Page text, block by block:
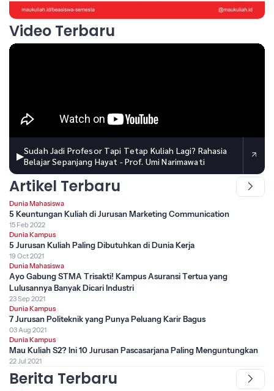
Video Terbaru
▶Sudah Jadi Profesor Tapi Tetap Kuliah Lagi? Rahasia
Belajar Sepanjang Hayat - Prof. Umi Narimawati
Artikel Terbaru
Dunia Mahasiswa
5 Keuntungan Kuliah di Jurusan Marketing Communication
15 Feb 2022
Dunia Kampus
5 Jurusan Kuliah Paling Dibutuhkan di Dunia Kerja
19 Oct 2021
Dunia Mahasiswa
Ayo Gabung STMA Trisakti! Kampus Asuransi Tertua yang
Lulusannya Banyak Dicari Industri
23 Sep 2021
Dunia Kampus
7 Jurusan Politeknik yang Punya Peluang Karir Bagus
03 Aug 2021
Dunia Kampus
Mau Kuliah S2? Ini 10 Jurusan Pascasarjana Paling Menguntungkan
22 Jul 2021
Berita Terbaru